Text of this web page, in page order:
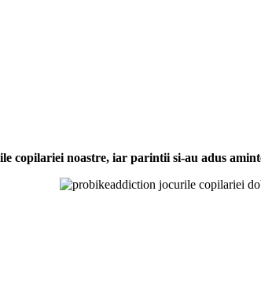
copilariei noastre, iar parintii si-au adus